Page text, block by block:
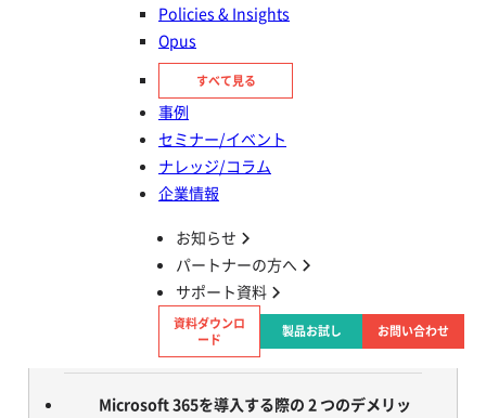
Policies & Insights
Opus
すべて見る
事例
セミナー/イベント
ナレッジ/コラム
企業情報
お知らせ
パートナーの方へ
サポート資料
資料ダウンロ
ード
製品お試し お問い合わせ
Microsoft 365とは？作業の効率化や生産性の
向上に不可欠なサービス
Microsoft 365 の一般法人向けプランと大企業
Microsoft 365 プランの選び方
Microsoft 365 を導入する 4 つのメリット
Microsoft 365を導入する際の 2 つのデメリッ